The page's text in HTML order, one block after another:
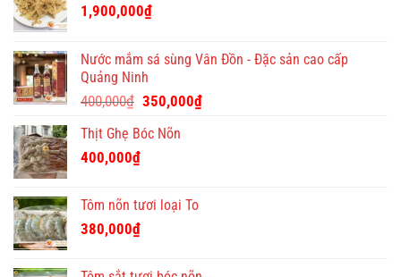
nghĩa
độc
đáo
1,900,000₫
Nước mắm sá sùng Vân Đồn - Đặc sản cao cấp
Quảng Ninh
400,000₫ Giá
là:
350,000₫Giá
Thịt Ghẹ Bóc Nõn
400,000₫
Tôm nõn tươi loại To
380,000₫